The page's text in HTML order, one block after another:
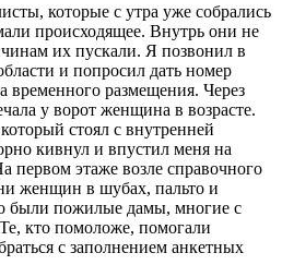
которые с утра уже собрались
происходящее. Внутрь они не
их пускали. Я позвонил в
и попросил дать номер
временного размещения. Через
у ворот женщина в возрасте.
стоял с внутренней
кивнул и впустил меня на
первом этаже возле справочного
женщин в шубах, пальто и
были пожилые дамы, многие с
кто помоложе, помогали
с заполнением анкетных